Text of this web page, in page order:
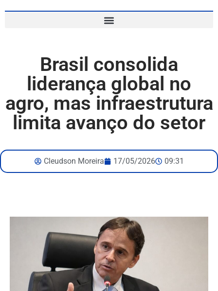
Brasil consolida
liderança global no
agro, mas infraestrutura
limita avanço do setor
Cleudson Moreira 17/05/2026 09:31